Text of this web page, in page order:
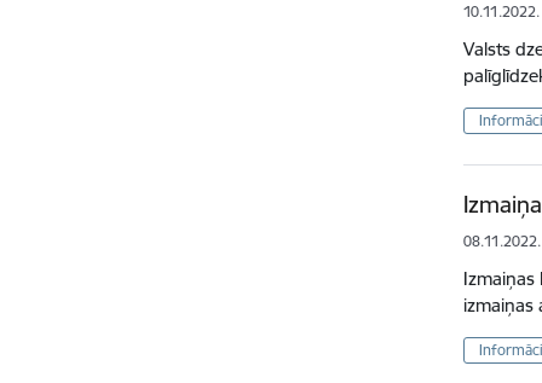
10.11.2022.
Valsts
08.11.2022.
izmaiņas